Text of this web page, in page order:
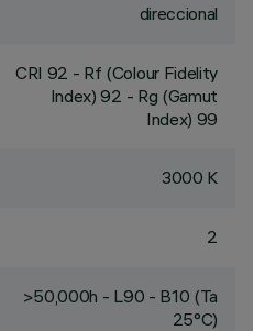
direccional
CRI 92 - Rf (Colour Fidelity
Index) 92 - Rg (Gamut
Index) 99
3000 K
2
>50,000h - L90 - B10 (Ta
25°C)